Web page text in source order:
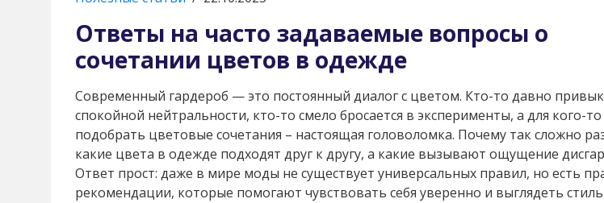
Ответы на часто задаваемые вопросы о
сочетании цветов в одежде
Современный гардероб — это постоянный диалог с цветом. Кто-то давно
спокойной нейтральности, кто-то смело бросается в эксперименты, а для кого-то
подобрать цветовые сочетания – настоящая головоломка. Почему так сложно
какие цвета в одежде подходят друг к другу, а какие вызывают ощущение
Ответ прост: даже в мире моды не существует универсальных правил, но есть
рекомендации, которые помогают чувствовать себя уверенно и выглядеть